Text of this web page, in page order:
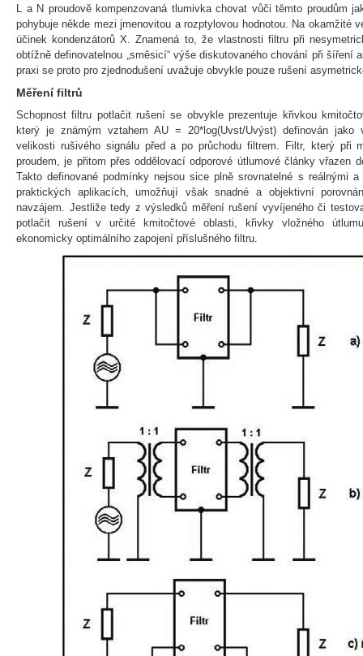
L a N proudově kompenzovaná tlumivka chovat vůči těmto proudům
pohybuje někde mezi jmenovitou a rozptylovou hodnotou. Na okamžité
účinek kondenzátorů X. Znamená to, že vlastnosti filtru při
obtížně definovatelnou „směsicí“ výše diskutovaného chování při šíření
praxi se proto pro zjednodušení uvažuje obvykle pouze rušení
Měření filtrů
Schopnost filtru potlačit rušení se obvykle prezentuje křivkou
který je známým vztahem AU = 20*log(Uvst/Uvýst) definován jako
velikosti rušivého signálu před a po průchodu filtrem. Filtr, který při
proudem, je přitom přes oddělovací odporové útlumové články vřazen
Takto definované podmínky nejsou sice plně srovnatelné s reálnými
praktických aplikacích, umožňují však snadné a objektivní
navzájem. Jestliže tedy z výsledků měření rušení vyvíjeného či
potlačit rušení v určité kmitočtové oblasti, křivky vložného
ekonomicky optimálního zapojení příslušného filtru.